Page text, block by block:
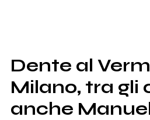
SHOP
RADIO
Dente al
Milano, tra gli
anche